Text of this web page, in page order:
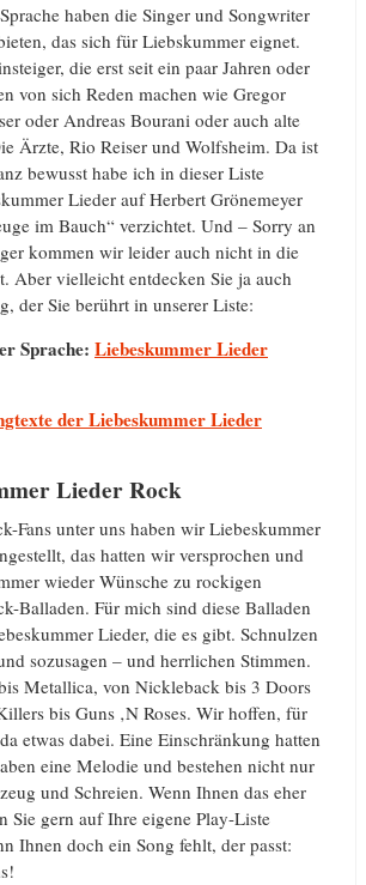
haben die Singer und Songwriter
das sich für Liebskummer eignet.
die erst seit ein paar Jahren oder
von sich Reden machen wie Gregor
oder Andreas Bourani oder auch alte
Ärzte, Rio Reiser und Wolfsheim. Da ist
bewusst habe ich in dieser Liste
Lieder auf Herbert Grönemeyer
im Bauch“ verzichtet. Und – Sorry an
kommen wir leider auch nicht in die
Aber vielleicht entdecken Sie ja auch
der Sie berührt in unserer Liste:
Sprache: Liebeskummer Lieder
der Liebeskummer Lieder
Lieder Rock
Fans unter uns haben wir Liebeskummer
das hatten wir versprochen und
wieder Wünsche zu rockigen
Balladen. Für mich sind diese Balladen
Lieder, die es gibt. Schnulzen
sozusagen – und herrlichen Stimmen.
Metallica, von Nickleback bis 3 Doors
bis Guns ‚N Roses. Wir hoffen, für
etwas dabei. Eine Einschränkung hatten
eine Melodie und bestehen nicht nur
und Schreien. Wenn Ihnen das eher
Sie gern auf Ihre eigene Play-Liste
Ihnen doch ein Song fehlt, der passt: